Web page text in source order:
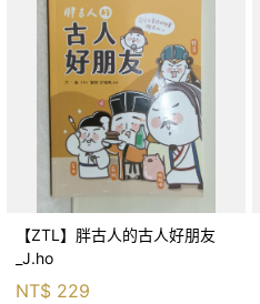
【ZTL】胖古人的古人好朋友
_J.ho
NT$ 229